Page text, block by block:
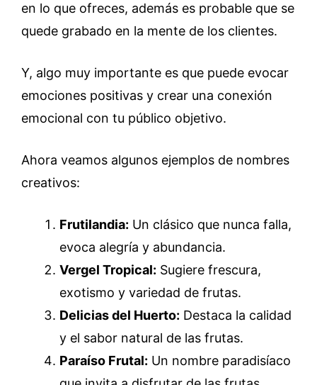
en lo que ofreces, además es probable que se
quede grabado en la mente de los clientes.
Y, algo muy importante es que puede evocar
emociones positivas y crear una conexión
emocional con tu público objetivo.
Ahora veamos algunos ejemplos de nombres
creativos:
Frutilandia: Un clásico que nunca falla,
evoca alegría y abundancia.
Vergel Tropical: Sugiere frescura,
exotismo y variedad de frutas.
Delicias del Huerto: Destaca la calidad
y el sabor natural de las frutas.
Paraíso Frutal: Un nombre paradisíaco